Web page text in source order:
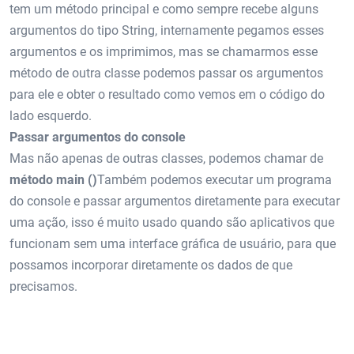
tem um método principal e como sempre recebe alguns
argumentos do tipo String, internamente pegamos esses
argumentos e os imprimimos, mas se chamarmos esse
método de outra classe podemos passar os argumentos
para ele e obter o resultado como vemos em o código do
lado esquerdo.
Passar argumentos do console
Mas não apenas de outras classes, podemos chamar de
método main ()Também podemos executar um programa
do console e passar argumentos diretamente para executar
uma ação, isso é muito usado quando são aplicativos que
funcionam sem uma interface gráfica de usuário, para que
possamos incorporar diretamente os dados de que
precisamos.